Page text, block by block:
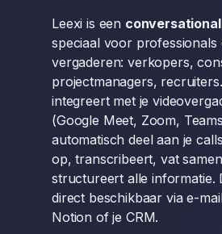
Leexi is een
speciaal voor professionals
vergaderen: verkopers,
projectmanagers,
integreert met je
(Google Meet, Zoom,
automatisch deel aan je
op, transcribeert, vat
structureert alle informatie.
direct beschikbaar via e-
Notion of je CRM.